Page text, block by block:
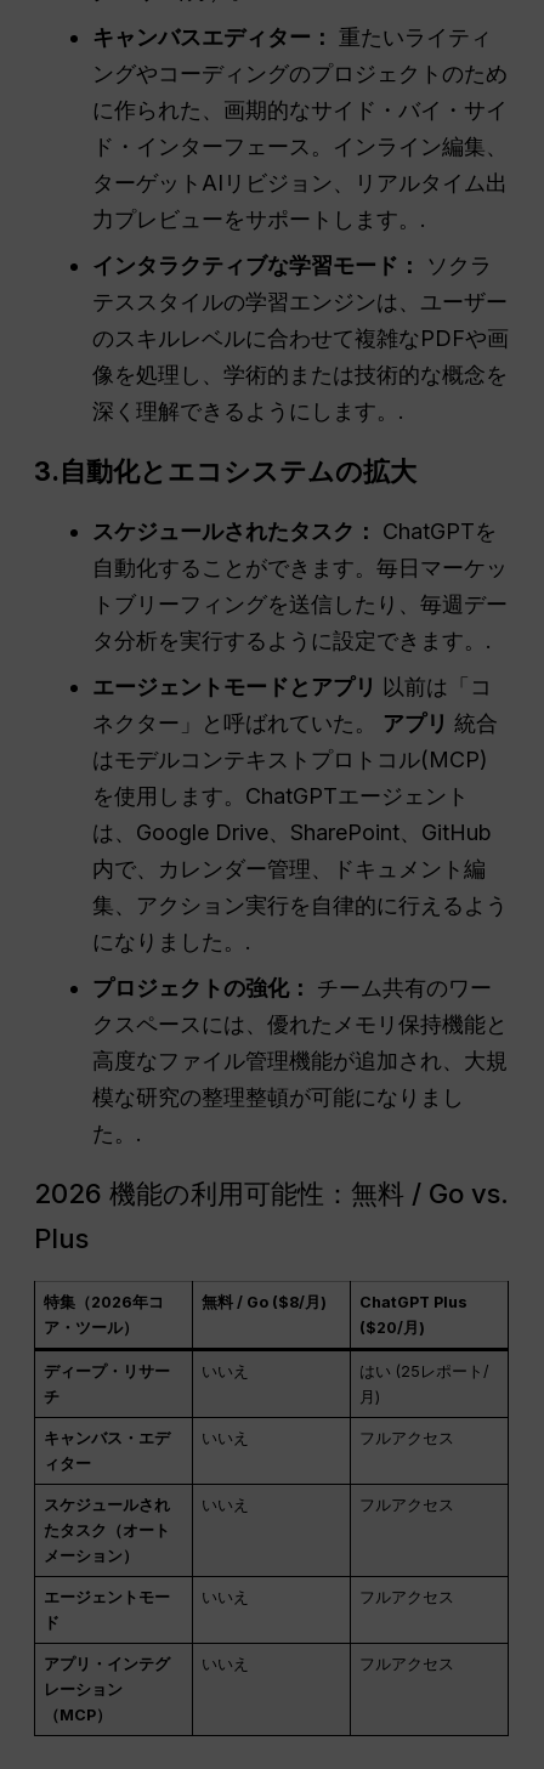
キャンバスエディター： 重たいライティ
ングやコーディングのプロジェクトのため
に作られた、画期的なサイド・バイ・サイ
ド・インターフェース。インライン編集、
ターゲットAIリビジョン、リアルタイム出
力プレビューをサポートします。.
インタラクティブな学習モード：
ソクラ
テススタイルの学習エンジンは、ユーザー
のスキルレベルに合わせて複雑なPDFや画
像を処理し、学術的または技術的な概念を
深く理解できるようにします。.
3.自動化とエコシステムの拡大
スケジュールされたタスク：
ChatGPTを
自動化することができます。毎日マーケッ
トブリーフィングを送信したり、毎週デー
タ分析を実行するように設定できます。.
エージェントモードとアプリ 以前は「コ
ネクター」と呼ばれていた。 アプリ 統合
はモデルコンテキストプロトコル(MCP)
を使用します。ChatGPTエージェント
は、Google Drive、SharePoint、GitHub
内で、カレンダー管理、ドキュメント編
集、アクション実行を自律的に行えるよう
になりました。.
プロジェクトの強化：
チーム共有のワー
クスペースには、優れたメモリ保持機能と
高度なファイル管理機能が追加され、大規
模な研究の整理整頓が可能になりまし
た。.
2026 機能の利用可能性：無料 / Go vs.
Plus
特集（2026年コ
ア・ツール）
無料 / Go ($8/月)
ChatGPT Plus
($20/月)
ディープ・リサー
チ
いいえ
はい (25レポート/
月)
キャンバス・エデ
ィター
いいえ フルアクセス
スケジュールされ
たタスク（オート
メーション）
いいえ フルアクセス
エージェントモー
ド
いいえ フルアクセス
アプリ・インテグ
レーション
（MCP）
いいえ フルアクセス